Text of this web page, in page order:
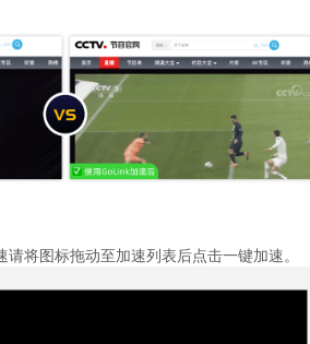
将图标拖动至加速列表后点击一键加速。